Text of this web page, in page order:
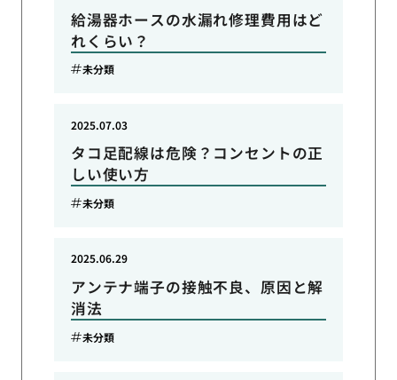
給湯器ホースの水漏れ修理費用はど
れくらい？
未分類
タコ足配線は危険？コンセントの正
しい使い方
2025.07.03
未分類
アンテナ端子の接触不良、原因と解
消法
2025.06.29
未分類